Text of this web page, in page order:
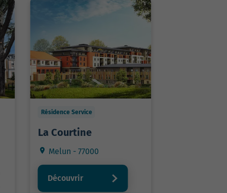
Résidence Service
La Courtine
Melun - 77000
Découvrir